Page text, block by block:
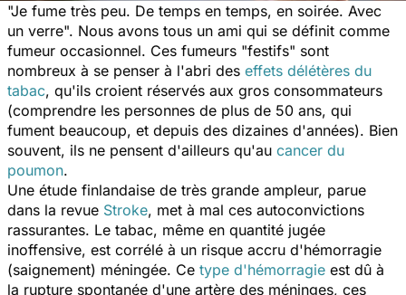
"Je fume très peu. De temps en temps, en soirée. Avec
un verre". Nous avons tous un ami qui se définit comme
fumeur occasionnel. Ces fumeurs "festifs" sont
nombreux à se penser à l'abri des effets délétères du
tabac, qu'ils croient réservés aux gros consommateurs
(comprendre les personnes de plus de 50 ans, qui
fument beaucoup, et depuis des dizaines d'années). Bien
souvent, ils ne pensent d'ailleurs qu'au cancer du
poumon.
Une étude finlandaise de très grande ampleur, parue
dans la revue Stroke, met à mal ces autoconvictions
rassurantes. Le tabac, même en quantité jugée
inoffensive, est corrélé à un risque accru d'hémorragie
(saignement) méningée. Ce type d'hémorragie est dû à
la rupture spontanée d'une artère des méninges, ces